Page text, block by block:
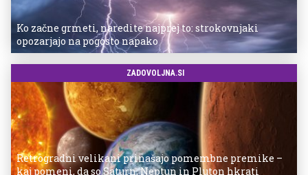
Ko začne grmeti, naredite najprej to: strokovnjaki
opozarjajo na pogosto napako
ZADOVOLJNA.SI
Retrogradni velikani prinašajo pomembne premike –
kaj pomeni, da so Saturn, Neptun in Pluton hkrati